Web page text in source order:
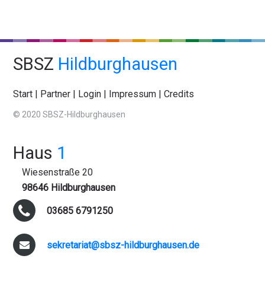
SBSZ Hildburghausen
Start | Partner | Login | Impressum |Credits
© 2020 SBSZ-Hildburghausen
Haus 1
Wiesenstraße 20
98646 Hildburghausen
03685 6791250
sekretariat@sbsz-hildburghausen.de